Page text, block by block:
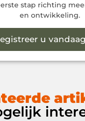
stap richting
en ontwikkeling.
u